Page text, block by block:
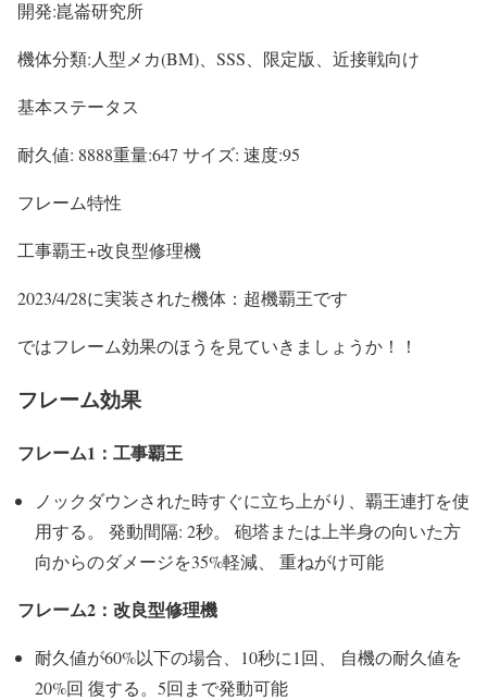
開発:崑崙研究所
機体分類:人型メカ(BM)、SSS、限定版、近接戦向け
基本ステータス
耐久値: 8888重量:647 サイズ: 速度:95
フレーム特性
工事覇王+改良型修理機
2023/4/28に実装された機体：超機覇王です
ではフレーム効果のほうを見ていきましょうか！！
フレーム効果
フレーム1：工事覇王
ノックダウンされた時すぐに立ち上がり、覇王連打を使
用する。 発動間隔: 2秒。 砲塔または上半身の向いた方
向からのダメージを35%軽減、 重ねがけ可能
フレーム2：改良型修理機
耐久値が60%以下の場合、10秒に1回、 自機の耐久値を
20%回 復する。5回まで発動可能